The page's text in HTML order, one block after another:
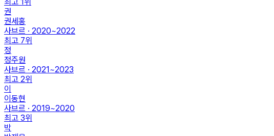
최고 1위
권
권세홍
사브르 · 2020~2022
최고 7위
정
정주원
사브르 · 2021~2023
최고 2위
이
이동현
사브르 · 2019~2020
최고 3위
박